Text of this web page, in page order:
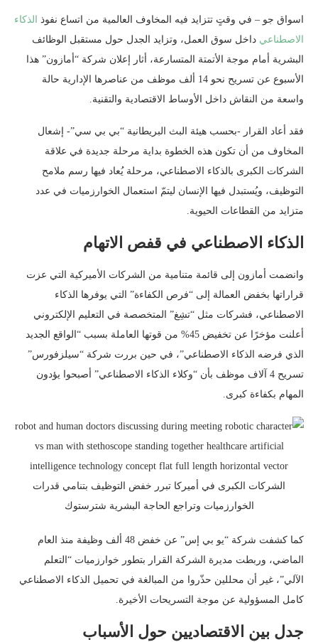
اسواق جو – في وقتٍ تتزايد فيه المخاوف العالمية من اتساع نفوذ الذكاء
الاصطناعي داخل سوق العمل، وتزايد الجدل حول مستقبل الوظائف
البشرية أمام موجة الأتمتة المتسارعة، أثار إعلان شركة “أمازون” هذا
الأسبوع عن تسريح نحو 14 ألف موظف من عناصرها الإدارية حالة
واسعة من النقاش داخل الأوساط الاقتصادية والتقنية.
فقد أعاد القرار -بحسب هيئة البث البريطانية “بي بي سي”- إشعال
المخاوف من أن تكون هذه الخطوة بداية مرحلة جديدة في علاقة
الشركات الكبرى بالذكاء الاصطناعي، مرحلة يُعاد فيها رسم ملامح
التوظيف، ويُستبدل فيها الإنسان ليتمّ استعمال الخوارزميات في عدد
متزايد من القطاعات الحيوية.
الذكاء الاصطناعي في قفص الاتهام
وانضمت أمازون إلى قائمة متنامية من الشركات الأميركية التي عزت
قراراتها بخفض العمالة إلى “فرص الكفاءة” التي يوفرها الذكاء
الاصطناعي، فشركات مثل “تشِغ” المتخصصة في التعليم الإلكتروني
أعلنت مؤخرًا عن تخفيض 45% من قوتها العاملة بسبب “الواقع الجديد
الذي فرضه الذكاء الاصطناعي”، في حين بررت شركة “سيلزفورس”
تسريح 4 آلاف موظف بأن “وكلاء الذكاء الاصطناعي” أصبحوا يؤدون
المهام بكفاءة كبرى.
الشركات الكبرى في أميركا تبرر خفض التوظيف بتنامي قدرات
الخوارزميات وتراجع الحاجة البشرية شترستوك
كما كشفت شركة “يو بي إس” عن خفض 48 ألف وظيفة منذ العام
الماضي، وربطت مديرة الشركة القرار بتطور خوارزميات “التعلم
الآلي”، غير أن محللين حذّروا من المبالغة في تحميل الذكاء الاصطناعي
كامل المسؤولية عن موجة التسريحات الأخيرة.
جدل بين الاقتصاديين حول الأسباب